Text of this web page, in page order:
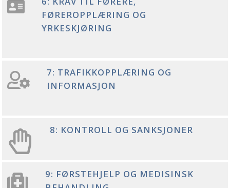
FØREROPPLÆRING OG
YRKESKJØRING
7: TRAFIKKOPPLÆRING OG
INFORMASJON
8: KONTROLL OG SANKSJONER
9: FØRSTEHJELP OG MEDISINSK